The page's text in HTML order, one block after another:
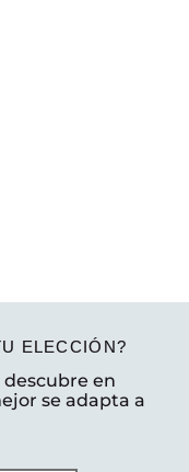
ELECCIÓN?
en
se adapta a